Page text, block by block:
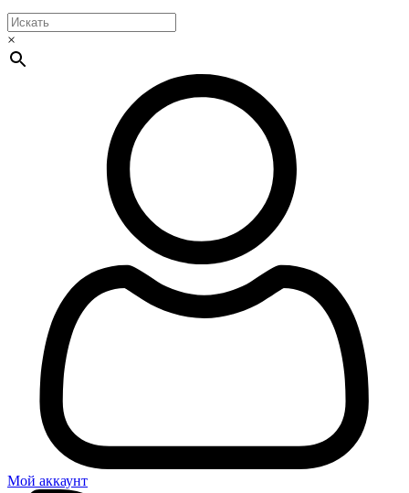
×
Мой аккаунт